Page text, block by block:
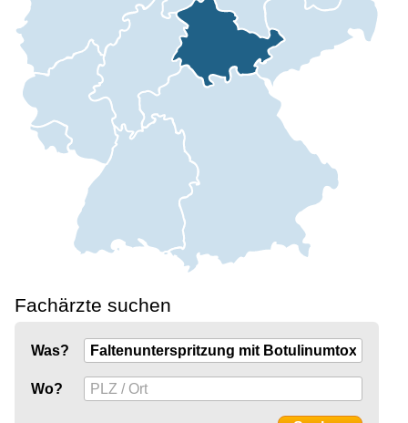
Fachärzte suchen
Was?
Wo?